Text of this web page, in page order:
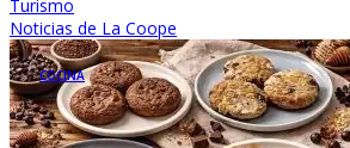
Turismo
Noticias de La Coope
COCINA